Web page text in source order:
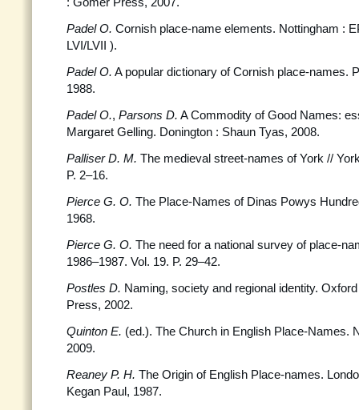
Padel O. Cornish place-name elements. Nottingham :
LVI/LVII ).
Padel O. A popular dictionary of Cornish place-names.
1988.
Padel O., Parsons D. A Commodity of Good Names:
Margaret Gelling. Donington : Shaun Tyas, 2008.
Palliser D. M. The medieval street-names of York //
P. 2–16.
Pierce G. O. The Place-Names of Dinas Powys
1968.
Pierce G. O. The need for a national survey of place-
1986–1987. Vol. 19. P. 29–42.
Postles D. Naming, society and regional identity. Oxford
Press, 2002.
Quinton E. (ed.). The Church in English Place-Names.
2009.
Reaney P. H. The Origin of English Place-names.
Kegan Paul, 1987.